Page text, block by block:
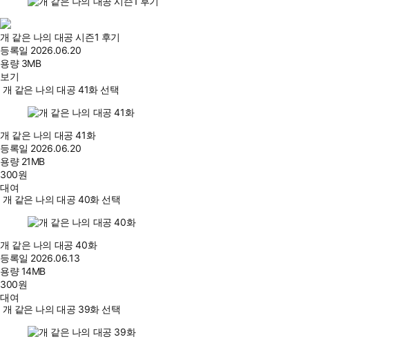
개 같은 나의 대공 시즌1 후기
등록일 2026.06.20
용량 3MB
보기
개 같은 나의 대공 41화 선택
개 같은 나의 대공 41화
등록일 2026.06.20
용량 21MB
300원
대여
개 같은 나의 대공 40화 선택
개 같은 나의 대공 40화
등록일 2026.06.13
용량14MB
300원
대여
개 같은 나의 대공 39화 선택